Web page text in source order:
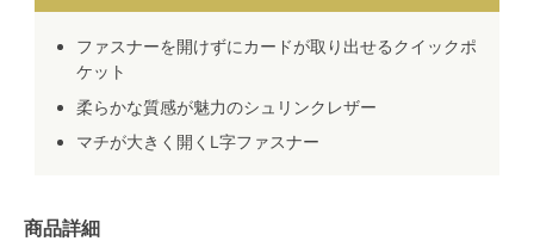
ファスナーを開けずにカードが取り出せるクイックポ
ケット
柔らかな質感が魅力のシュリンクレザー
マチが大きく開くL字ファスナー
商品詳細